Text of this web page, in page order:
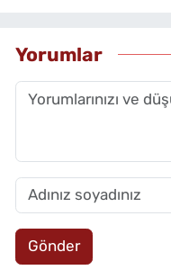
Yorumlar
Gönder